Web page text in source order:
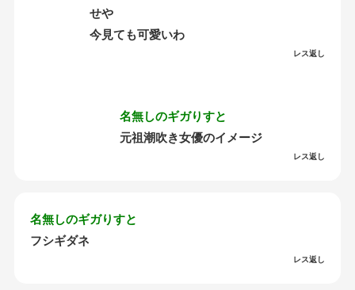
せや
今見ても可愛いわ
レス返し
名無しのギガりすと
元祖潮吹き女優のイメージ
レス返し
名無しのギガりすと
フシギダネ
レス返し